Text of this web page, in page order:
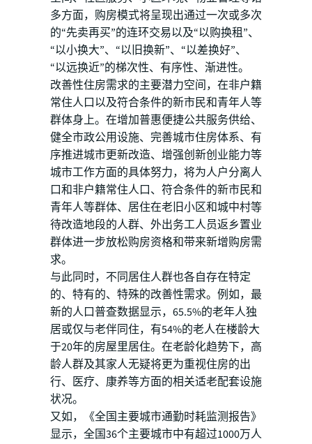
多方面，购房模式将呈现出通过一次或多次
的“先卖再买”的连环交易以及“以购换租”、
“以小换大”、“以旧换新”、“以差换好”、
“以远换近”的梯次性、有序性、渐进性。
改善性住房需求的主要潜力空间，在非户籍
常住人口以及符合条件的新市民和青年人等
群体身上。在增加普惠便捷公共服务供给、
健全市政公用设施、完善城市住房体系、有
序推进城市更新改造、增强创新创业能力等
城市工作方面的具体努力，将为人户分离人
口和非户籍常住人口、符合条件的新市民和
青年人等群体、居住在老旧小区和城中村等
待改造地段的人群、外出务工人员返乡置业
群体进一步放松购房资格和带来新增购房需
求。
与此同时，不同居住人群也各自存在特定
的、特有的、特殊的改善性需求。例如，最
新的人口普查数据显示，65.5%的老年人独
居或仅与老伴同住，有54%的老人在楼龄大
于20年的房屋里居住。在老龄化趋势下，高
龄人群及其家人无疑将更为重视住房的出
行、医疗、康养等方面的相关适老配套设施
状况。
又如，《全国主要城市通勤时耗监测报告》
显示，全国36个主要城市中有超过1000万人